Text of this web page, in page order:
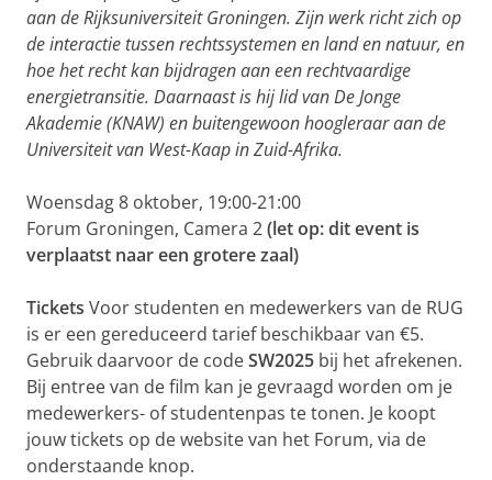
aan de Rijksuniversiteit Groningen. Zijn werk richt zich op
de interactie tussen rechtssystemen en land en natuur, en
hoe het recht kan bijdragen aan een rechtvaardige
energietransitie. Daarnaast is hij lid van De Jonge
Akademie (KNAW) en buitengewoon hoogleraar aan de
Universiteit van West-Kaap in Zuid-Afrika.
Woensdag 8 oktober, 19:00-21:00
Forum Groningen, Camera 2(let op: dit event is
verplaatst naar een grotere zaal)
Tickets Voor studenten en medewerkers van de RUG
is er een gereduceerd tarief beschikbaar van €5.
Gebruik daarvoor de codeSW2025 bij het afrekenen.
Bij entree van de film kan je gevraagd worden om je
medewerkers- of studentenpas te tonen. Je koopt
jouw tickets op de website van het Forum, via de
onderstaande knop.